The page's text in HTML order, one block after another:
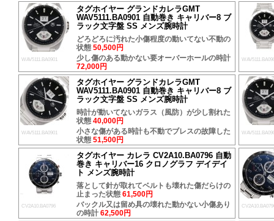
WAV5111.BA0901
タグホイヤー グランドカレラGMT
WAV5111.BA0901 自動巻き キャリバー8 ブ
ラック文字盤 SS メンズ腕時計
どろどろに汚れた小傷程度の動いてない不動の
状態 50,500円
少し傷のある動かない要オーバーホールの時計
72,000円
WAV5111.BA0901
タグホイヤー グランドカレラGMT
WAV5111.BA0901 自動巻き キャリバー8 ブ
ラック文字盤 SS メンズ腕時計
時計が動いてないガラス（風防）が少し割れた
状態 40,000円
小さな傷がある時計も不動でブレスの故障した
状態 51,500円
CV2A10.BA0796
タグホイヤー カレラ CV2A10.BA0796 自動
巻き キャリバー16 クロノグラフ デイデイ
ト メンズ腕時計
落として針が取れてベルトも壊れた傷だらけの
止まった状態 61,500円
バックル又は留め具の壊れた動かない小傷あり
の時計 62,500円